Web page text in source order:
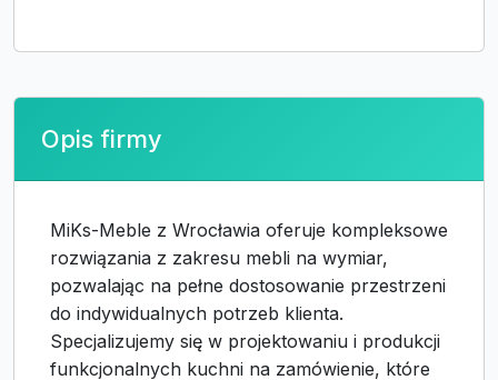
Opis firmy
MiKs-Meble z Wrocławia oferuje kompleksowe
rozwiązania z zakresu mebli na wymiar,
pozwalając na pełne dostosowanie przestrzeni
do indywidualnych potrzeb klienta.
Specjalizujemy się w projektowaniu i produkcji
funkcjonalnych kuchni na zamówienie, które